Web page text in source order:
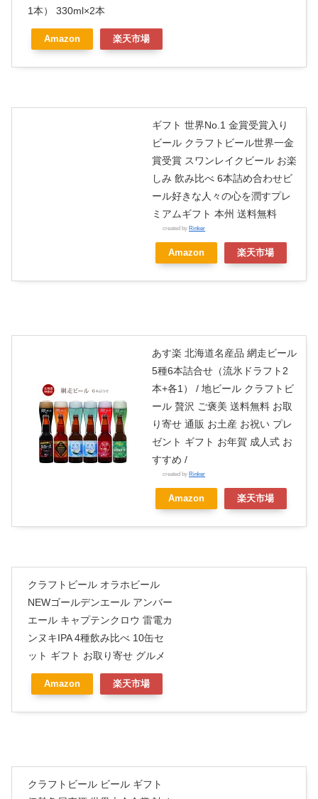
1本） 330ml×2本
Amazon 楽天市場
ギフト 世界No.1 金賞受賞入り
ビール クラフトビール世界一金
賞受賞 スワンレイクビール お楽
しみ 飲み比べ 6本詰め合わせビ
ール好きな人々の心を潤すプレ
ミアムギフト 本州 送料無料
created by Rinker
Amazon 楽天市場
あす楽 北海道名産品 網走ビール
5種6本詰合せ（流氷ドラフト2
本+各1） / 地ビール クラフトビ
ール 贅沢 ご褒美 送料無料 お取
り寄せ 通販 お土産 お祝い プレ
ゼント ギフト お年賀 成人式 お
すすめ /
created by Rinker
Amazon 楽天市場
クラフトビール オラホビール
NEWゴールデンエール アンバー
エール キャプテンクロウ 雷電カ
ンヌキIPA 4種飲み比べ 10缶セ
ット ギフト お取り寄せ グルメ
Amazon 楽天市場
クラフトビール ビール ギフト